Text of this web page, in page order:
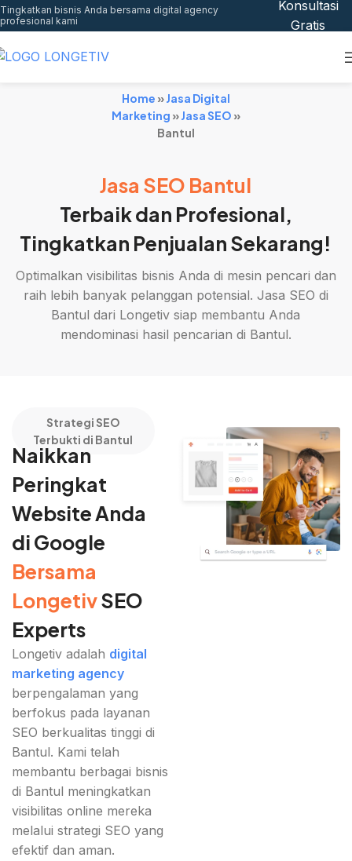
Tingkatkan bisnis Anda bersama digital agency
profesional kami
Konsultasi
Gratis
Home »Jasa Digital
Marketing »Jasa SEO »
Bantul
Jasa SEO Bantul
Terbaik dan Profesional,
Tingkatkan Penjualan Sekarang!
Optimalkan visibilitas bisnis Anda di mesin pencari dan
raih lebih banyak pelanggan potensial. Jasa SEO di
Bantul dari Longetiv siap membantu Anda
mendominasi hasil pencarian di Bantul.
Strategi SEO
Terbukti di Bantul
Naikkan
Peringkat
Website Anda
di Google
Bersama
LongetivSEO
Experts
Longetiv adalah digital
marketing agency
berpengalaman yang
berfokus pada layanan
SEO berkualitas tinggi di
Bantul. Kami telah
membantu berbagai bisnis
di Bantul meningkatkan
visibilitas online mereka
melalui strategi SEO yang
efektif dan aman.